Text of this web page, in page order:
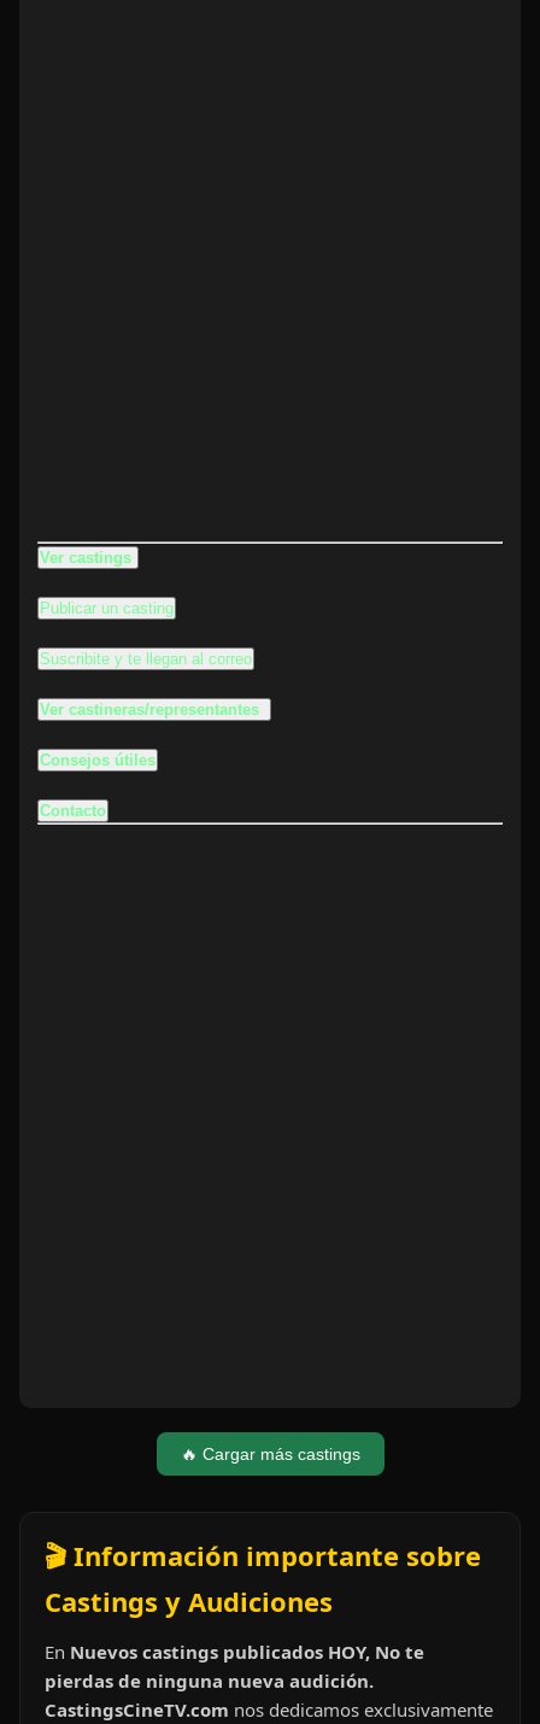
Ver castings
Publicar un casting
Suscribite y te llegan al correo
Ver castineras/representantes
Consejos útiles
Contacto
🔥 Cargar más castings
🎬 Información importante sobre
Castings y Audiciones
En Nuevos castings publicados HOY, No te
pierdas de ninguna nueva audición.
CastingsCineTV.com nos dedicamos exclusivamente